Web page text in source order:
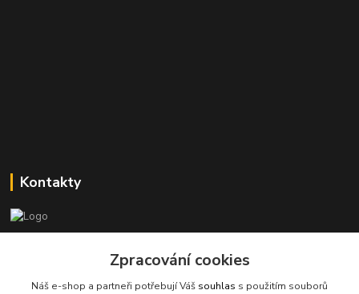
Kontakty
+420 601 366 545Zpracování cookies
Náš e-shop a partneři potřebují Váš souhlas s použitím souborů